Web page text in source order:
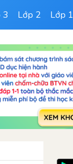
3 Lớp 2 Lớp 1